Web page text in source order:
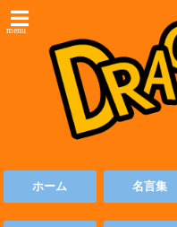
menu
ホーム 名言集